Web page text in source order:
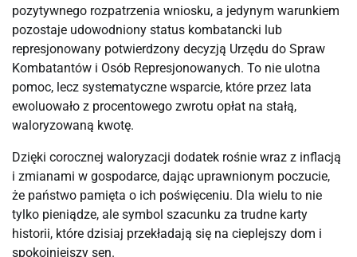
pozytywnego rozpatrzenia wniosku, a jedynym warunkiem
pozostaje udowodniony status kombatancki lub
represjonowany potwierdzony decyzją Urzędu do Spraw
Kombatantów i Osób Represjonowanych. To nie ulotna
pomoc, lecz systematyczne wsparcie, które przez lata
ewoluowało z procentowego zwrotu opłat na stałą,
waloryzowaną kwotę.
Dzięki corocznej waloryzacji dodatek rośnie wraz z inflacją
i zmianami w gospodarce, dając uprawnionym poczucie,
że państwo pamięta o ich poświęceniu. Dla wielu to nie
tylko pieniądze, ale symbol szacunku za trudne karty
historii, które dzisiaj przekładają się na cieplejszy dom i
spokojniejszy sen.